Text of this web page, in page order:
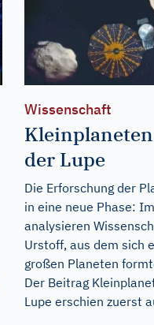
Wissenschaft
der Lupe
Die Erforschung der
in eine neue Phase:
analysieren
Urstoff, aus dem sich
großen Planeten
Der Beitrag
Lupe erschien zuerst